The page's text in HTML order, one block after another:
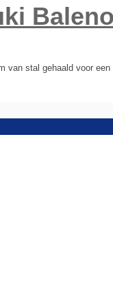
Baleno
van stal gehaald voor